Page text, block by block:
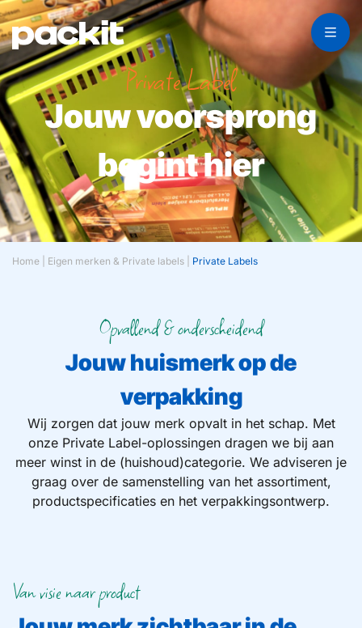
Private Label
Jouw voorsprong
begint hier
Home Eigen merken & Private labels Private Labels
Opvallend & onderscheidend
Jouw huismerk op de
verpakking
Wij zorgen dat jouw merk opvalt in het schap. Met
onze Private Label-oplossingen dragen we bij aan
meer winst in de (huishoud)categorie. We adviseren je
graag over de samenstelling van het assortiment,
productspecificaties en het verpakkingsontwerp.
Van visie naar product